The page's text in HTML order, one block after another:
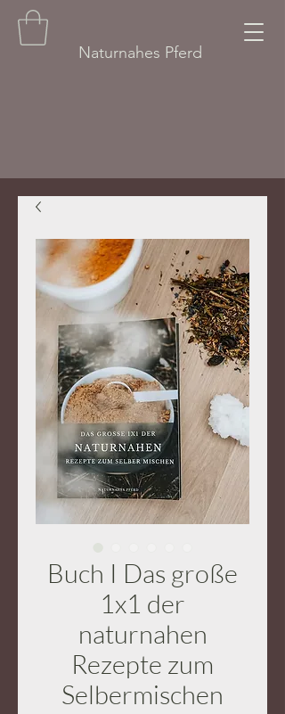
Naturnahes Pferd
Buch I Das große
1x1 der
naturnahen
Rezepte zum
Selbermischen